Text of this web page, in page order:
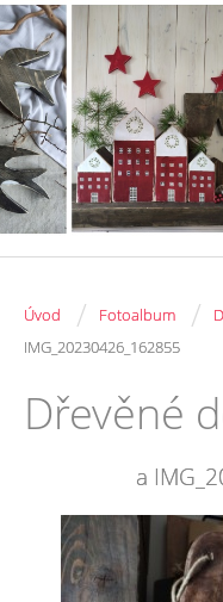
Úvod / Fotoalbum /
IMG_20230426_162855
Dřevěné
a